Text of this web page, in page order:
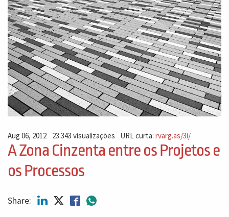
Aug 06, 2012 23.343 visualizações URL curta:rvarg.as/3i/
A Zona Cinzenta entre os Projetos e
os Processos
Share: